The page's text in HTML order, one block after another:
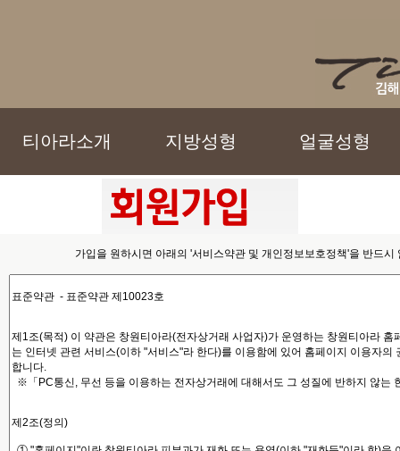
티아라소개 지방성형 얼굴성형
가입을 원하시면 아래의 '서비스약관 및 개인정보보호정책'을 반드시